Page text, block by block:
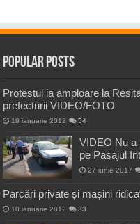
Popular Posts
Protestul ia amploare la
prefecturii VIDEO/FOTO
19 ianuarie 2012 54
VIDEO Nu a
pe Pasajul
27 iunie 2017
Parcări private și mașini
10 ianuarie 2012 33